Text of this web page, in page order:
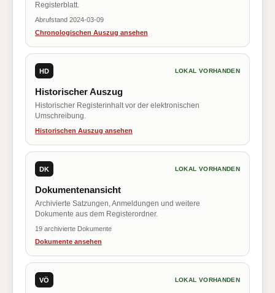
Registerblatt.
Abrufstand 2024-03-09
Chronologischen Auszug ansehen
HD LOKAL VORHANDEN
Historischer Auszug
Historischer Registerinhalt vor der elektronischen
Umschreibung.
Historischen Auszug ansehen
DK LOKAL VORHANDEN
Dokumentenansicht
Archivierte Satzungen, Anmeldungen und weitere
Dokumente aus dem Registerordner.
19 archivierte Dokumente
Dokumente ansehen
VÖ LOKAL VORHANDEN